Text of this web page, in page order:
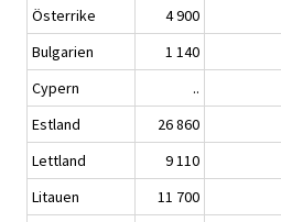
Österrike
4 900
Bulgarien
1 140
Cypern
..
Estland
26 860
Lettland
9 110
Litauen
11 700